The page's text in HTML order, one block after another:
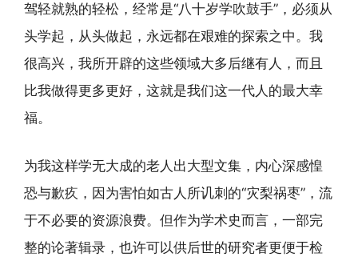
驾轻就熟的轻松，经常是“八十岁学吹鼓手”，必须从
头学起，从头做起，永远都在艰难的探索之中。我
很高兴，我所开辟的这些领域大多后继有人，而且
比我做得更多更好，这就是我们这一代人的最大幸
福。
为我这样学无大成的老人出大型文集，内心深感惶
恐与歉疚，因为害怕如古人所讥刺的“灾梨祸枣”，流
于不必要的资源浪费。但作为学术史而言，一部完
整的论著辑录，也许可以供后世的研究者更便于检